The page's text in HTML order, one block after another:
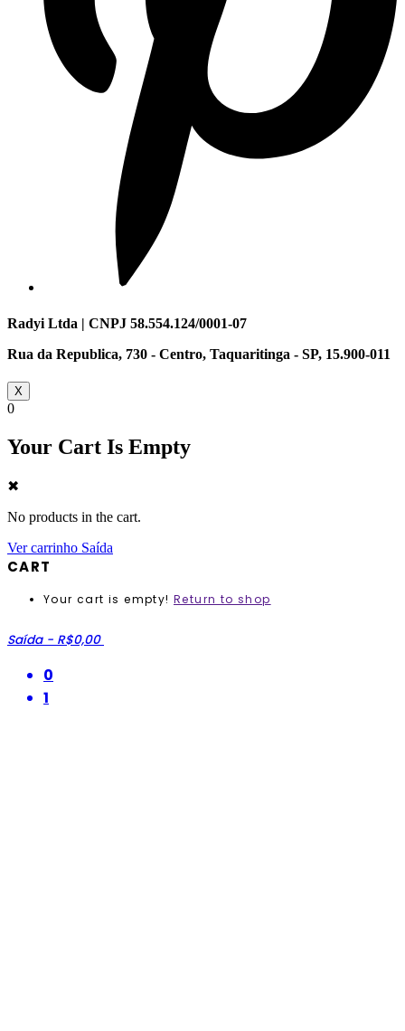
Radyi Ltda | CNPJ 58.554.124/0001-07
Rua da Republica, 730 - Centro, Taquaritinga - SP, 15.900-011
X
0
Your Cart Is Empty
✖
No products in the cart.
Ver carrinho Saída
CART
Your cart is empty! Return to shop
Saída - R$0,00
0
1